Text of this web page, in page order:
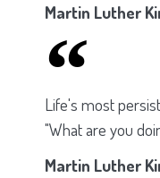
Martin Luther
Life's most
"What are you
Martin Luther